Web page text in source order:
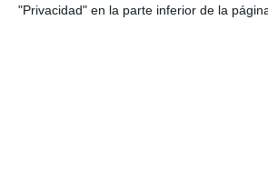
"Privacidad" en la parte inferior de la